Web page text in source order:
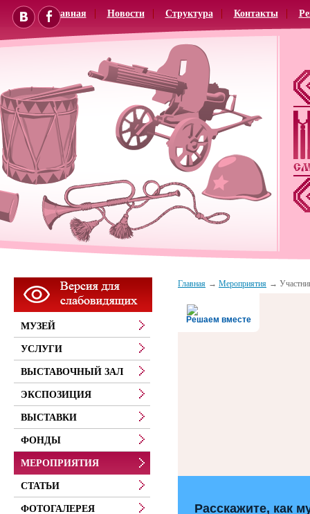
Главная Новости Структура Контакты
Главная Мероприятия
Решаем вместе
Расскажите, как
МУЗЕЙ
УСЛУГИ
ВЫСТАВОЧНЫЙ ЗАЛ
ЭКСПОЗИЦИЯ
ВЫСТАВКИ
ФОНДЫ
МЕРОПРИЯТИЯ
СТАТЬИ
ФОТОГАЛЕРЕЯ